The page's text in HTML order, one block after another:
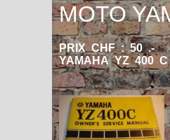
MOTO
PRIX CHF : 50 .-
YAMAHA YZ 400